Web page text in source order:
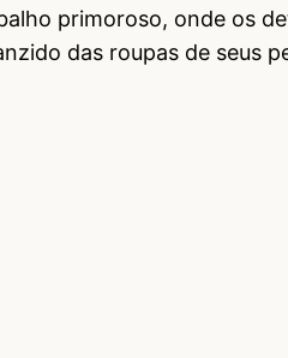
primoroso, onde os
das roupas de seus